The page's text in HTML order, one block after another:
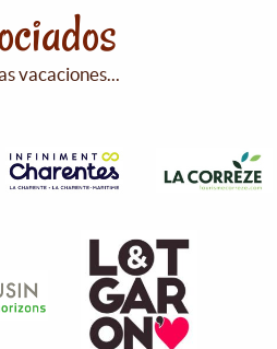
vacaciones...